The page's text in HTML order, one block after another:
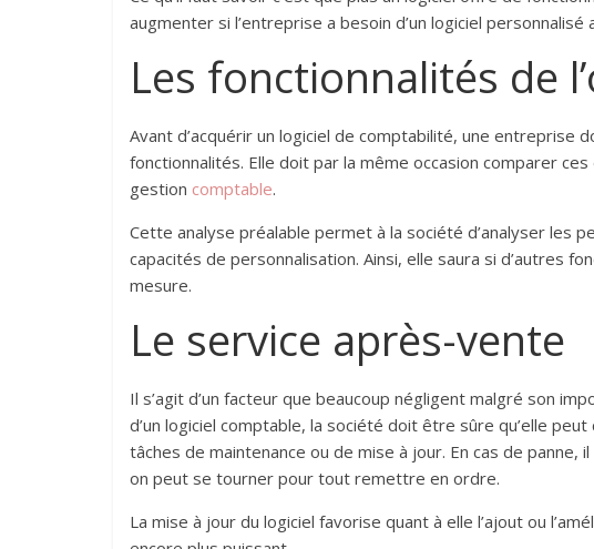
augmenter si l’entreprise a besoin d’un logiciel
Les fonctionnalités de
Avant d’acquérir un logiciel de comptabilité, une entreprise
fonctionnalités. Elle doit par la même occasion comparer
gestion comptable.
Cette analyse préalable permet à la société d’analyser les
capacités de personnalisation. Ainsi, elle saura si d’autres
mesure.
Le service après-vente
Il s’agit d’un facteur que beaucoup négligent malgré son
d’un logiciel comptable, la société doit être sûre qu’elle
tâches de maintenance ou de mise à jour. En cas de
on peut se tourner pour tout remettre en ordre.
La mise à jour du logiciel favorise quant à elle l’ajout ou